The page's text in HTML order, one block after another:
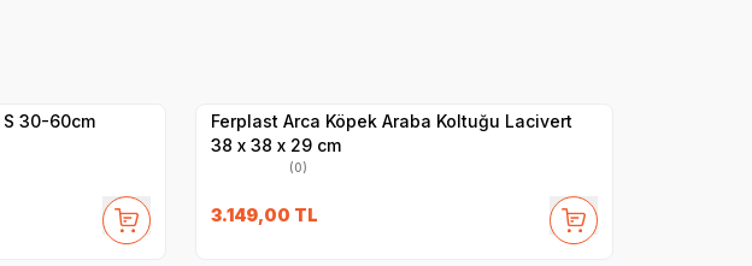
S 30-60cm
Ferplast Arca Köpek Araba Koltuğu Lacivert
38 x 38 x 29 cm
(0)
3.149,00 TL